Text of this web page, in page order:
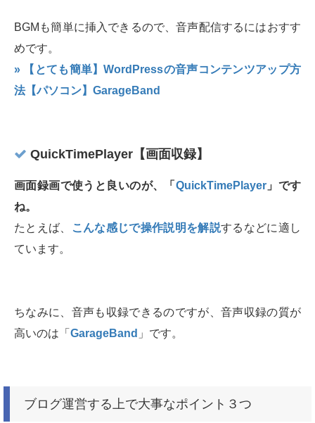
BGMも簡単に挿入できるので、音声配信するにはおすす
めです。
» 【とても簡単】WordPressの音声コンテンツアップ方
法【パソコン】GarageBand
QuickTimePlayer【画面収録】
画面録画で使うと良いのが、「 QuickTimePlayer」です
ね。
たとえば、
こんな感じで操作説明を解説するなどに適し
ています。
ちなみに、音声も収録できるのですが、音声収録の質が
高いのは「 GarageBand 」です。
ブログ運営する上で大事なポイント３つ